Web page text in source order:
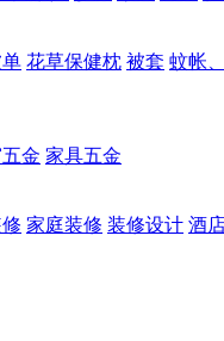
花草保健枕 被套 蚊帐
金 家具五金
家庭装修 装修设计 酒